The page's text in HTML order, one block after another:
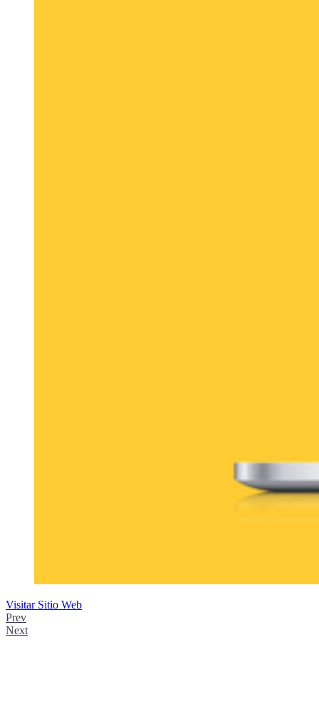
Visitar Sitio Web
Prev
Next